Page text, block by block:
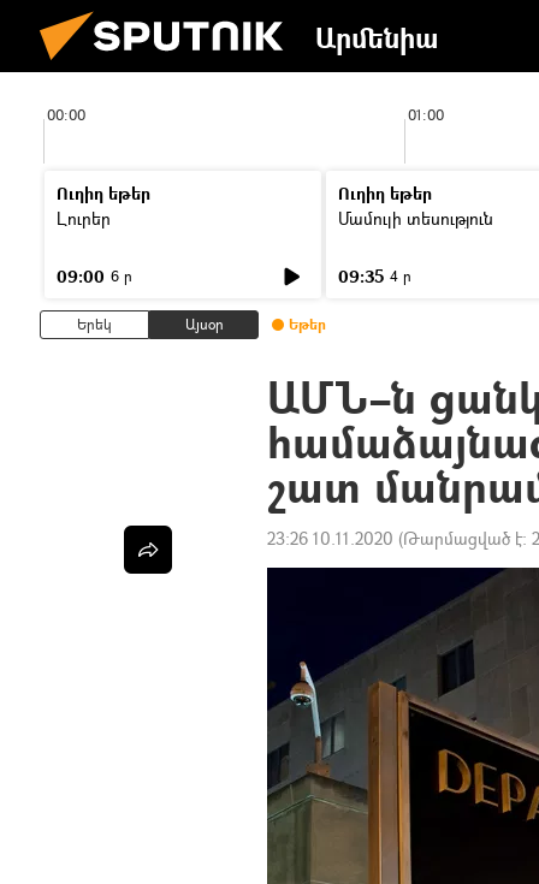
Արմենիա
00:00 01:00
Ուղիղ եթեր
Լուրեր
09:00 6 ր
Ուղիղ եթեր
Մամուլի տեսություն
09:35 4 ր
Երեկ Այսօր Եթեր
ԱՄՆ–ն
շատ
23:26 10.11.2020 (Թարմացված է: